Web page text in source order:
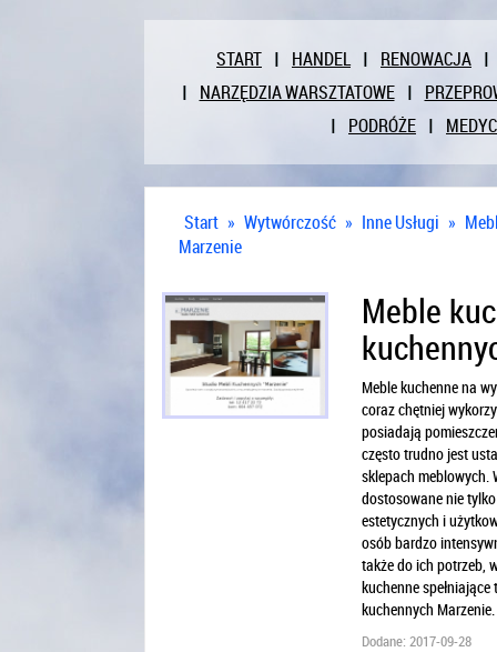
START HANDEL
RENOWACJA
NARZĘDZIA WARSZTATOWE
PODRÓŻE
Start » Wytwórczość » Inne Usługi »
Marzenie
Meble
Meble kuchenne na
coraz chętniej
posiadają
często trudno jest
sklepach meblowych.
dostosowane nie
estetycznych i
osób bardzo
także do ich potrzeb,
kuchenne
kuchennych Marzenie.
Dodane: 2017-09-28